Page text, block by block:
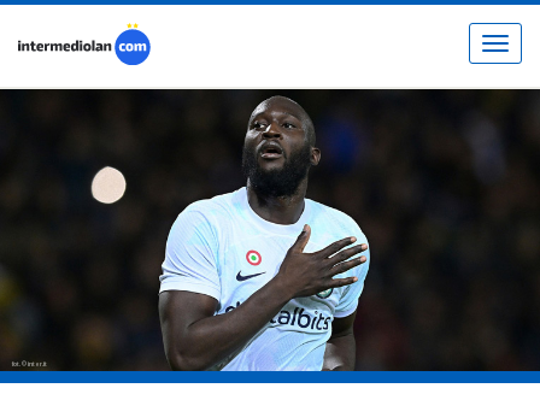
Toggle
fot. © inter.it